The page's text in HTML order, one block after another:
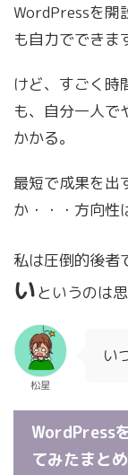
WordPressを開
も自力でできま
けど、すごく時
も、自分一人で
かかる。
最短で成果を出
か・・・方向性
私は圧倒的後者
いというのは
松星
い
WordPress
てみたまとめ